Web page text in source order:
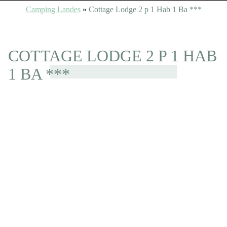
Camping Landes» Cottage Lodge 2 p 1 Hab 1 Ba ***
COTTAGE LODGE 2 P 1 HAB
1 BA ***